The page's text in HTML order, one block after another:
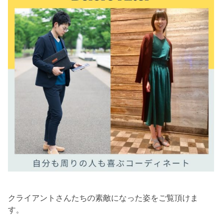
クライアントさんたちの素敵になった姿をご覧頂けま
す。